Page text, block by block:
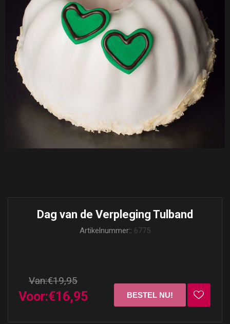
Dag van de Verpleging Tulband
Artikelnummer:: 6775
Van:€19,95
Voor:€16,95